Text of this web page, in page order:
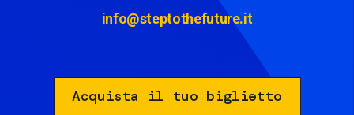
info@steptothefuture.it
Acquista il tuo biglietto